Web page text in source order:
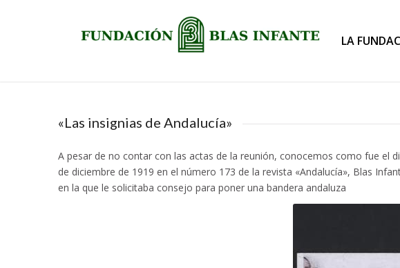
LA
«Las insignias de Andalucía»
A pesar de no contar con las actas de la reunión, conocemos como fue el
de diciembre de 1919 en el número 173 de la revista «Andalucía», Blas
en la que le solicitaba consejo para poner una bandera andaluza